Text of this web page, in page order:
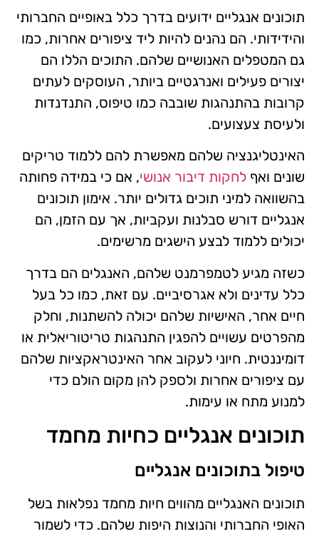
תוכונים אנגליים ידועים בדרך כלל באופיים החברותי
והידידותי. הם נהנים להיות ליד ציפורים אחרות, כמו
גם המטפלים האנושיים שלהם. התוכים הללו הם
יצורים פעילים ואנרגטיים ביותר, העוסקים לעתים
קרובות בהתנהגות שובבה כמו טיפוס, התנדנדות
ולעיסת צעצועים.
האינטליגנציה שלהם מאפשרת להם ללמוד טריקים
שונים ואף לחקות דיבור אנושי, אם כי במידה פחותה
בהשוואה למיני תוכים גדולים יותר. אימון תוכונים
אנגליים דורש סבלנות ועקביות, אך עם הזמן, הם
יכולים ללמוד לבצע הישגים מרשימים.
כשזה מגיע לטמפרמנט שלהם, האנגלים הם בדרך
כלל עדינים ולא אגרסיביים. עם זאת, כמו כל בעל
חיים אחר, האישיות שלהם יכולה להשתנות, וחלק
מהפרטים עשויים להפגין התנהגות טריטוריאלית או
דומיננטית. חיוני לעקוב אחר האינטראקציות שלהם
עם ציפורים אחרות ולספק להן מקום הולם כדי
למנוע מתח או עימות.
תוכונים אנגליים כחיות מחמד
טיפול בתוכונים אנגליים
תוכונים האנגליים מהווים חיות מחמד נפלאות בשל
האופי החברותי והנוצות היפות שלהם. כדי לשמור